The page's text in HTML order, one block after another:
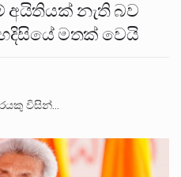
අයිතියක් නැති බව
මතක් වෙයි
විසින්…